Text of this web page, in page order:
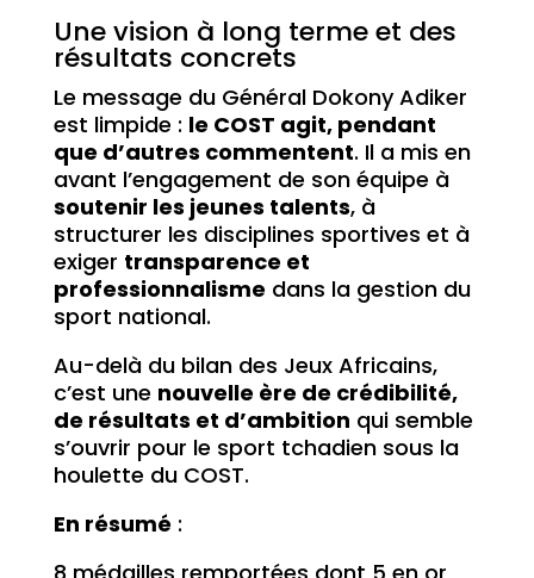
Une vision à long terme et des
résultats concrets
Le message du Général Dokony Adiker
est limpide : le COST agit, pendant
que d’autres commentent. Il a mis en
avant l’engagement de son équipe à
soutenir les jeunes talents, à
structurer les disciplines sportives et à
exiger transparence et
professionnalisme dans la gestion du
sport national.
Au-delà du bilan des Jeux Africains,
c’est une nouvelle ère de crédibilité,
de résultats et d’ambition qui semble
s’ouvrir pour le sport tchadien sous la
houlette du COST.
En résumé :